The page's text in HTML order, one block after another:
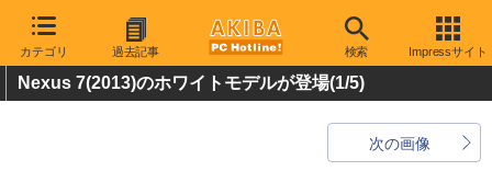
カテゴリ 過去記事 検索 Impressサイト
Nexus 7(2013)のホワイトモデルが登場(1/5)
次の画像